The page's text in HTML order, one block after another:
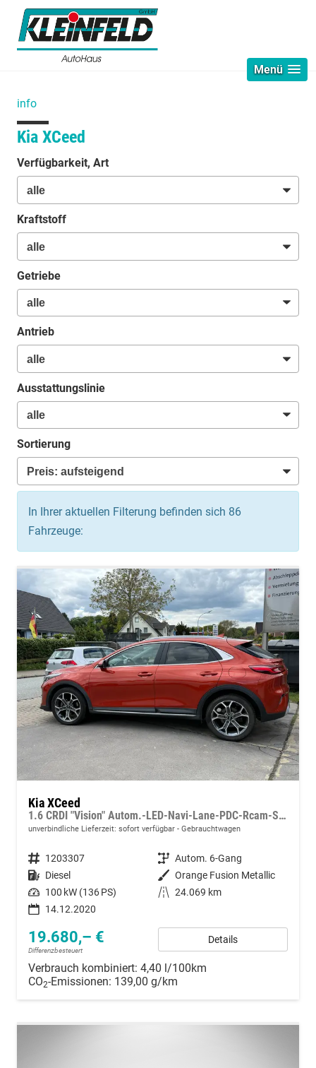
Menü
info
Kia XCeed
Verfügbarkeit, Art
Kraftstoff
Getriebe
Antrieb
Ausstattungslinie
Sortierung
In Ihrer aktuellen Filterung befinden sich 86
Fahrzeuge:
Kia XCeed
1.6 CRDI "Vision" Autom.-LED-Navi-Lane-PDC-Rcam-Sitz-/Lenkradhzg.-GRA/ACC-18"LM
unverbindliche Lieferzeit: sofort verfügbar Gebrauchtwagen
Fahrzeugnummer 1203307 Getriebe Autom. 6-Gang
Kraftstoff Diesel Außenfarbe Orange Fusion Metallic
Leistung 100 kW (136 PS) Kilometerstand 24.069 km
14.12.2020
19.680,– €
Differenzbesteuert
Details
Verbrauch kombiniert: 4,40 l/100km
CO2-Emissionen: 139,00 g/km